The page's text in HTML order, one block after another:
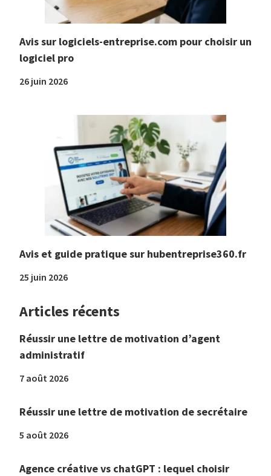
Avis sur logiciels-entreprise.com pour choisir un
logiciel pro
26 juin 2026
Avis et guide pratique sur hubentreprise360.fr
25 juin 2026
Articles récents
Réussir une lettre de motivation d’agent
administratif
7 août 2026
Réussir une lettre de motivation de secrétaire
5 août 2026
Agence créative vs chatGPT : lequel choisir